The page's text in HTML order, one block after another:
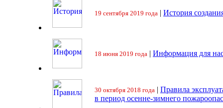
19 сентября 2019 года | История
18 июня 2019 года | Информация для
30 октября 2018 года | Правила
в период осенне-зимнего